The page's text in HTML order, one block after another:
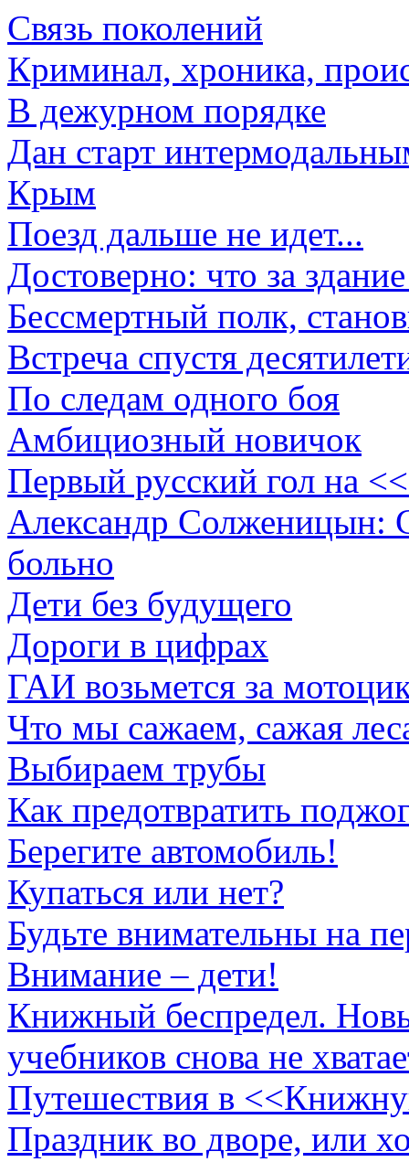
Связь поколений
Криминал, хроника,
В дежурном порядке
Дан старт
Крым
Поезд дальше не идет...
Достоверно: что за
Бессмертный полк,
Встреча спустя
По следам одного боя
Амбициозный новичок
Первый русский гол на
Александр Солженицын:
больно
Дети без будущего
Дороги в цифрах
ГАИ возьмется за
Что мы сажаем, сажая
Выбираем трубы
Как предотвратить
Берегите автомобиль!
Купаться или нет?
Будьте внимательны на
Внимание – дети!
Книжный беспредел.
учебников снова не
Путешествия в
Праздник во дворе, или